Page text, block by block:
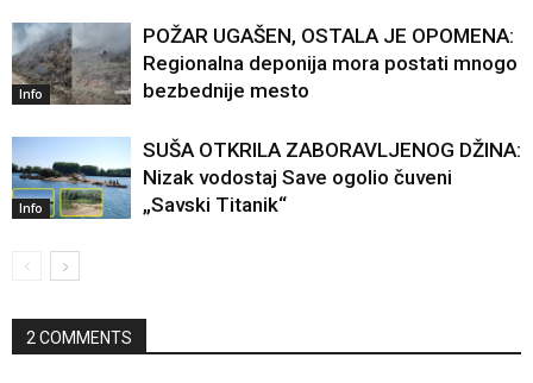
Info
POŽAR UGAŠEN, OSTALA JE OPOMENA:
Regionalna deponija mora postati mnogo
bezbednije mesto
Info
SUŠA OTKRILA ZABORAVLJENOG DŽINA:
Nizak vodostaj Save ogolio čuveni
„Savski Titanik“
2 COMMENTS